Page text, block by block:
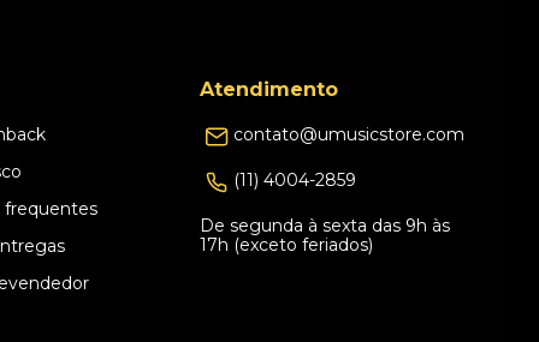
frequentes
Atendimento
contato@umusicstore.com
(11) 4004-2859
De segunda à sexta das 9h às
17h (exceto feriados)